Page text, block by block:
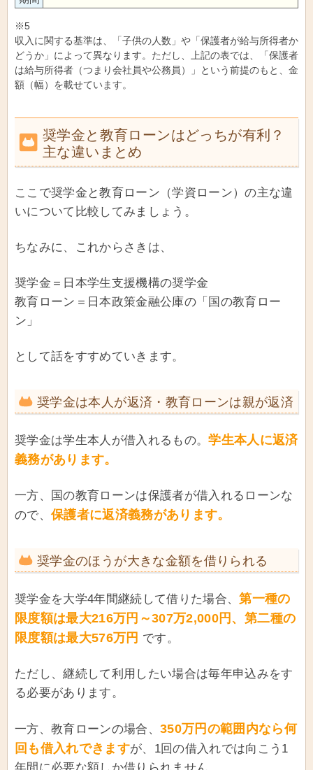
※5
収入に関する基準は、「子供の人数」や「保護者が給与所得者か
どうか」によって異なります。ただし、上記の表では、「保護者
は給与所得者（つまり会社員や公務員）」という前提のもと、金
額（幅）を載せています。
奨学金と教育ローンはどっちが有利？
主な違いまとめ
ここで奨学金と教育ローン（学資ローン）の主な違
いについて比較してみましょう。
ちなみに、これからさきは、
奨学金＝日本学生支援機構の奨学金
教育ローン＝日本政策金融公庫の「国の教育ロー
ン」
として話をすすめていきます。
奨学金は本人が返済・教育ローンは親が返済
奨学金は学生本人が借入れるもの。学生本人に返済
義務があります。
一方、国の教育ローンは保護者が借入れるローンな
ので、保護者に返済義務があります。
奨学金のほうが大きな金額を借りられる
奨学金を大学4年間継続して借りた場合、第一種の
限度額は最大216万円～307万2,000円、第二種の
限度額は最大576万円 です。
ただし、継続して利用したい場合は毎年申込みをす
る必要があります。
一方、教育ローンの場合、350万円の範囲内なら何
回も借入れできますが、1回の借入れでは向こう1